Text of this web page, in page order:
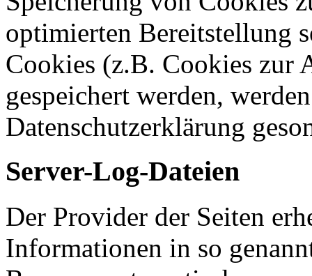
optimierten Bereitstellung
Cookies (z.B. Cookies zur
gespeichert werden,
Datenschutzerklärung
Server-Log-Dateien
Der Provider der Seiten
Informationen in so